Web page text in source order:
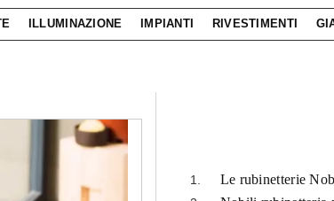
ILLUMINAZIONE IMPIANTI RIVESTIMENTI
Le rubinetterie